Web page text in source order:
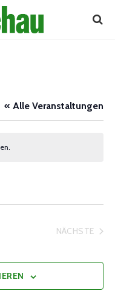
« Alle Veranstaltungen
NÄCHSTE